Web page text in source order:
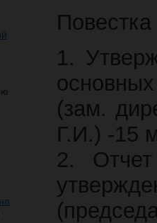
1.
(зам.
Г.И.) -15
2.